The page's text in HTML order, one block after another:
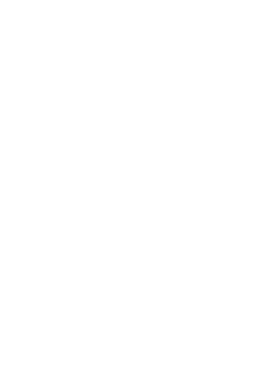
Mansouri accélère les négociations